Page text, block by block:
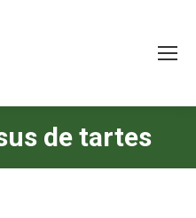
de tartes